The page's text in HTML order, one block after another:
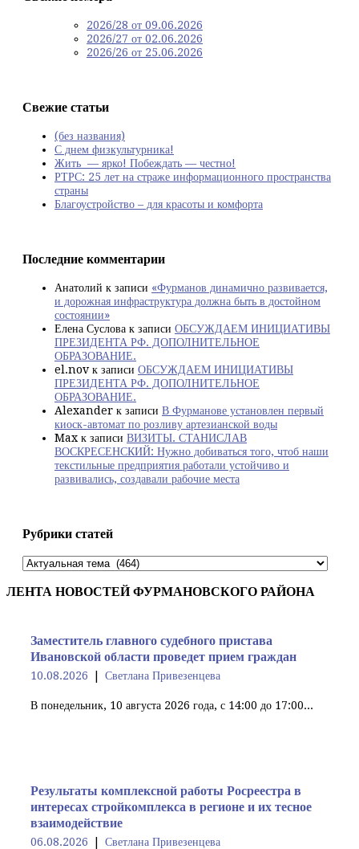
2026/28 от 09.06.2026
2026/27 от 02.06.2026
2026/26 от 25.06.2026
Свежие статьи
(без названия)
С днем физкультурника!
Жить — ярко! Побеждать — честно!
РТРС: 25 лет на страже информационного пространства
страны
Благоустройство – для красоты и комфорта
Последние комментарии
Анатолий к записи «Фурманов динамично развивается,
и дорожная инфраструктура должна быть в достойном
состоянии»
Елена Суслова к записи ОБСУЖДАЕМ ИНИЦИАТИВЫ
ПРЕЗИДЕНТА РФ. ДОПОЛНИТЕЛЬНОЕ
ОБРАЗОВАНИЕ.
el.nov к записи ОБСУЖДАЕМ ИНИЦИАТИВЫ
ПРЕЗИДЕНТА РФ. ДОПОЛНИТЕЛЬНОЕ
ОБРАЗОВАНИЕ.
Alexander к записи В Фурманове установлен первый
киоск-автомат по розливу артезианской воды
Max к записи ВИЗИТЫ. СТАНИСЛАВ
ВОСКРЕСЕНСКИЙ: Нужно добиваться того, чтоб наши
текстильные предприятия работали устойчиво и
развивались, создавали рабочие места
Рубрики статей
Рубрики
статей
ЛЕНТА НОВОСТЕЙ ФУРМАНОВСКОГО РАЙОНА
Заместитель главного судебного пристава
Ивановской области проведет прием граждан
10.08.2026 Светлана Привезенцева
В понедельник, 10 августа 2026 года, с 14:00 до 17:00...
Результаты комплексной работы Росреестра в
интересах стройкомплекса в регионе и их тесное
взаимодействие
06.08.2026 Светлана Привезенцева